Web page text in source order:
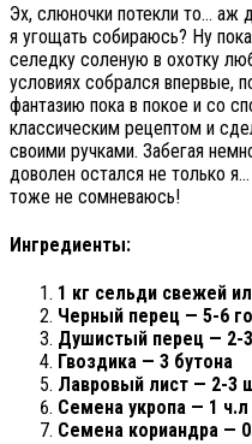
Эх, слюночки потекли то… аж
я угощать собираюсь? Ну
селедку соленую в охотку
условиях собрался впервые,
фантазию пока в покое и со
классическим рецептом и
своими ручками. Забегая
доволен остался не только
тоже не сомневаюсь!
Ингредиенты:
1 кг сельди свежей
Черный перец — 5-6
Душистый перец — 2-
Гвоздика — 3 бутона
Лавровый лист — 2-3
Семена укропа — 1 ч.л
Семена кориандра —